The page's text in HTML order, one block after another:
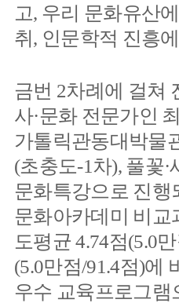
고, 우리 문화유산
취, 인문학적 진흥
금번 2차례에 걸쳐
사·문화 전문가인
가톨릭관동대박물
(초충도-1차), 풀꽃·
문화특강으로 진행
문화아카데미 비
도평균4.74점(5.0
(5.0만점/91.4점)에
우수 교육프로그램